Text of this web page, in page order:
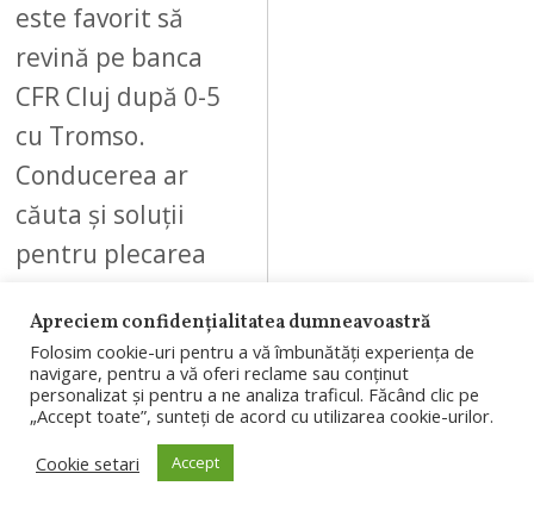
este favorit să
revină pe banca
CFR Cluj după 0-5
cu Tromso.
Conducerea ar
căuta și soluții
pentru plecarea
05
Apreciem confidențialitatea dumneavoastră
Folosim cookie-uri pentru a vă îmbunătăți experiența de
navigare, pentru a vă oferi reclame sau conținut
personalizat și pentru a ne analiza traficul. Făcând clic pe
„Accept toate”, sunteți de acord cu utilizarea cookie-urilor.
Cookie setari
Accept